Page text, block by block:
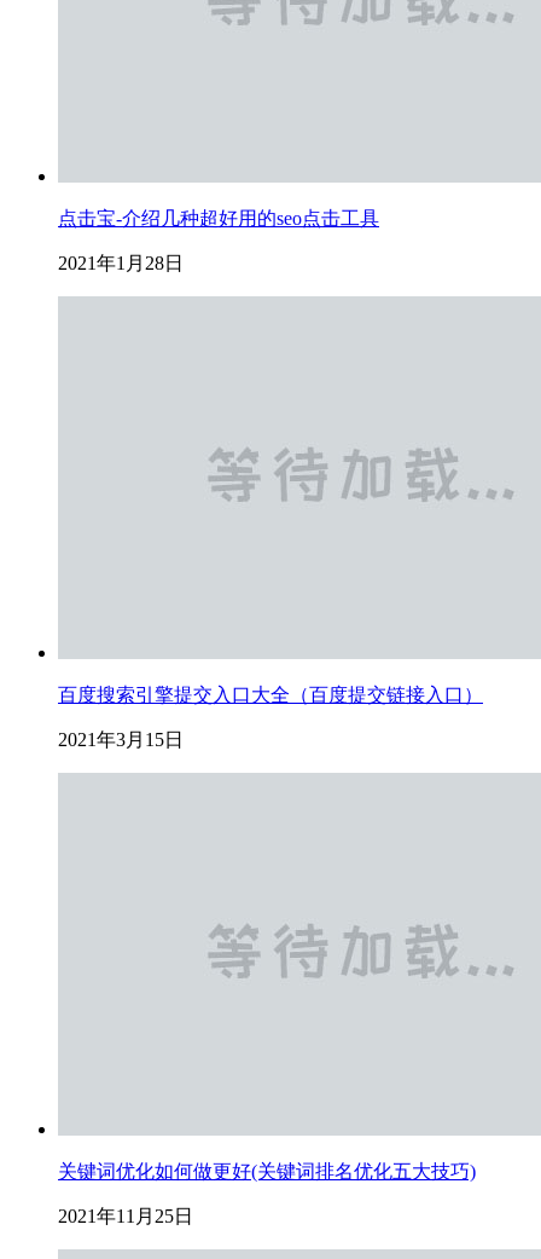
点击宝-介绍几种超好用的seo点击工具
2021年1月28日
百度搜索引擎提交入口大全（百度提交链接入口）
2021年3月15日
关键词优化如何做更好(关键词排名优化五大技巧)
2021年11月25日